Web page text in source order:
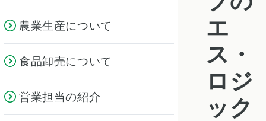
農業生産について
食品卸売について
営業担当の紹介
エ
ス・
ロジ
ック